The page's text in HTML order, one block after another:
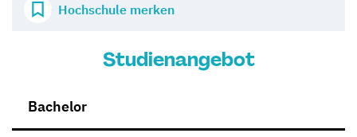
Hochschule merken
Studienangebot
Bachelor